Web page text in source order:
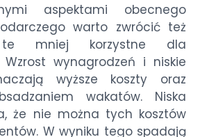
aspektami obecnego
warto zwrócić też
mniej korzystne dla
Wzrost wynagrodzeń i niskie
wyższe koszty oraz
wakatów. Niska
że nie można tych kosztów
W wyniku tego spadają